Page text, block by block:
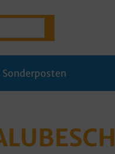
Sonderposten